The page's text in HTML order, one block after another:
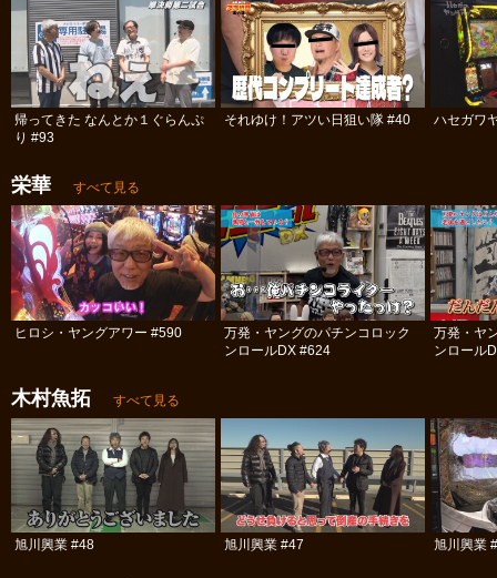
帰ってきた なんとか１ぐらんぷ
り #93
それゆけ！アツい日狙い隊 #40 ハセガワ
栄華 すべて見る
ヒロシ・ヤングアワー #590
万発・ヤングのパチンコロック
ンロールDX #624
万発・ヤ
木村魚拓 すべて見る
旭川興業 #48 旭川興業 #47 旭川興業